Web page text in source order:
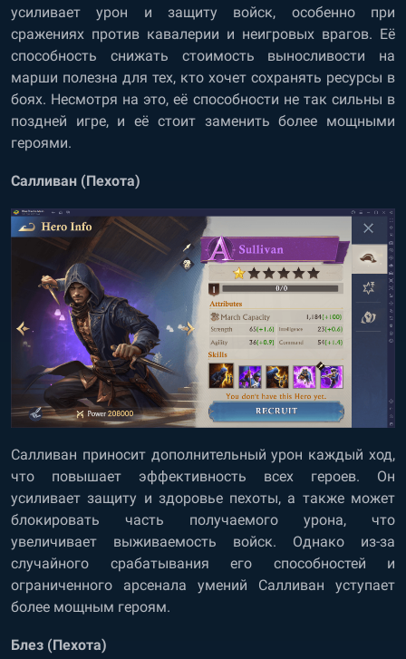
усиливает урон и защиту войск, особенно при
сражениях против кавалерии и неигровых врагов. Её
способность снижать стоимость выносливости на
марши полезна для тех, кто хочет сохранять ресурсы в
боях. Несмотря на это, её способности не так сильны в
поздней игре, и её стоит заменить более мощными
героями.
Салливан (Пехота)
Салливан приносит дополнительный урон каждый ход,
что повышает эффективность всех героев. Он
усиливает защиту и здоровье пехоты, а также может
блокировать часть получаемого урона, что
увеличивает выживаемость войск. Однако из-за
случайного срабатывания его способностей и
ограниченного арсенала умений Салливан уступает
более мощным героям.
Блез (Пехота)